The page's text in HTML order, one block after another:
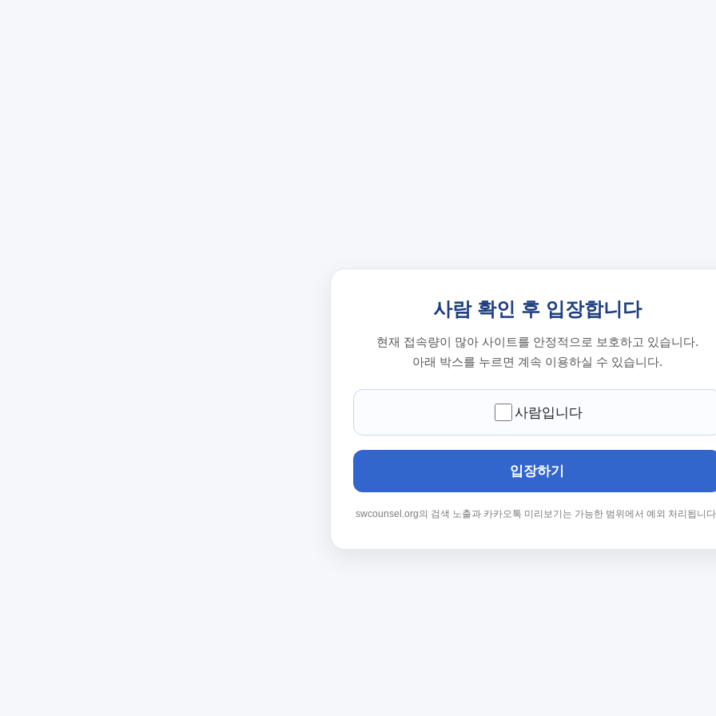
사람 확인 후 입장합니다
현재 접속량이 많아 사이트를 안정적으로 보호하고 있습니다.
아래 박스를 누르면 계속 이용하실 수 있습니다.
사람입니다
입장하기
swcounsel.org의 검색 노출과 카카오톡 미리보기는 가능한 범위에서 예외 처리됩니